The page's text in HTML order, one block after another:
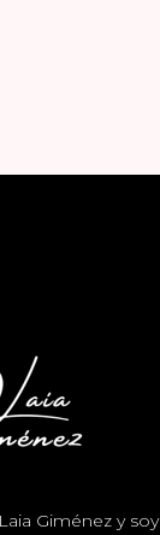
Giménez y soy